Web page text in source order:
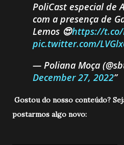
PoliCast especial de
com a presença de
Lemos 😍https://t.co/
pic.twitter.com/
— Poliana Moça
December 27, 2022
Gostou do nosso conteúdo?
postarmos algo novo: